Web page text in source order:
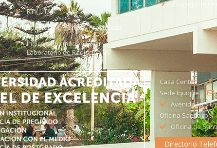
RTV UTA
Solicitud de Planes y Programas
Índice de Radiación Solar -
Laboratorio de Radiación UV
Casa Central
Sede Iquique
Avenida Luis
Oficina Santiago
Oficina de
Directorio